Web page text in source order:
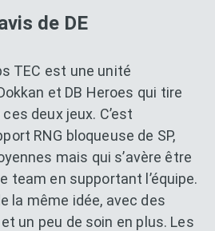
de DE
TEC est une unité
et DB Heroes qui tire
deux jeux. C’est
RNG bloqueuse de SP,
mais qui s’avère être
team en supportant l’équipe.
la même idée, avec des
un peu de soin en plus. Les